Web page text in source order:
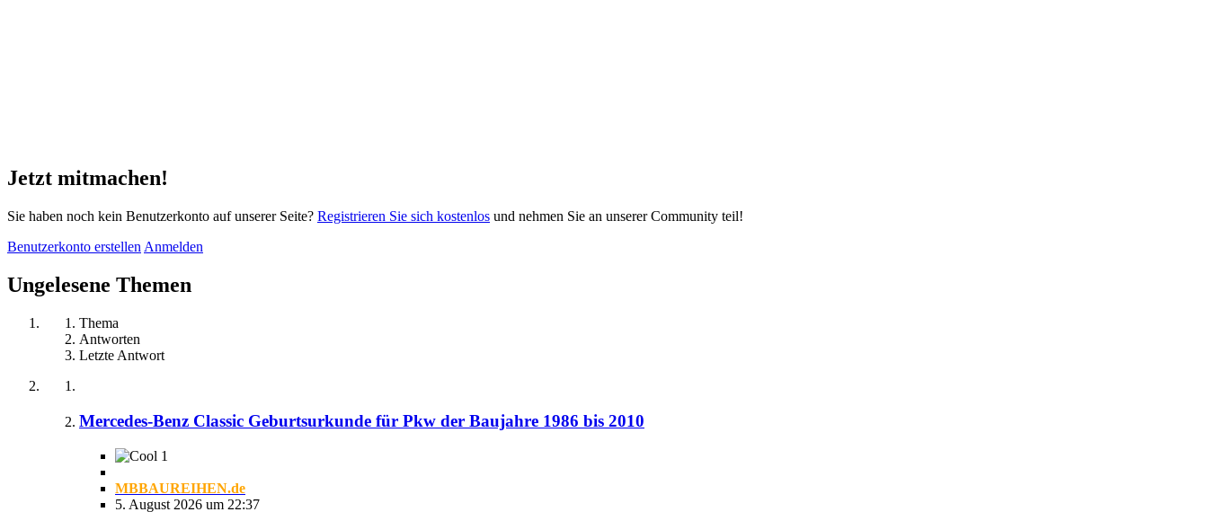
Jetzt mitmachen!
Sie haben noch kein Benutzerkonto auf unserer Seite? Registrieren Sie sich kostenlos und nehmen Sie an unserer Community teil!
Benutzerkonto erstellen Anmelden
Ungelesene Themen
Thema
Antworten
Letzte Antwort
Mercedes-Benz Classic Geburtsurkunde für Pkw der Baujahre 1986 bis 2010
1
MBBAUREIHEN.de
5. August 2026 um 22:37